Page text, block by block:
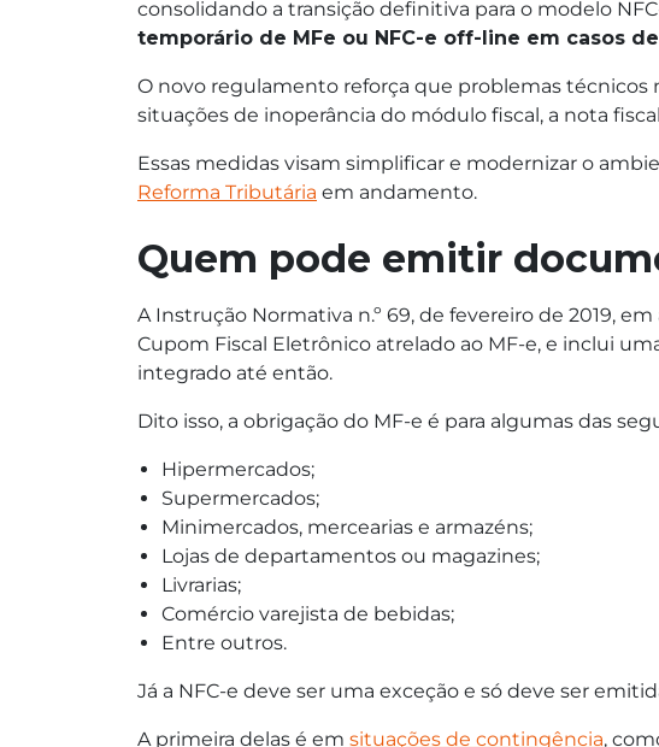
consolidando a transição definitiva para o modelo
temporário de MFe ou NFC-e off-line em casos
O novo regulamento reforça que problemas
situações de inoperância do módulo fiscal, a nota
Essas medidas visam simplificar e modernizar o
Reforma Tributária em andamento.
Quem pode emitir
A Instrução Normativa n.º 69, de fevereiro de 2019,
Cupom Fiscal Eletrônico atrelado ao MF-e, e inclui
integrado até então.
Dito isso, a obrigação do MF-e é para algumas das
Hipermercados;
Supermercados;
Minimercados, mercearias e armazéns;
Lojas de departamentos ou magazines;
Livrarias;
Comércio varejista de bebidas;
Entre outros.
Já a NFC-e deve ser uma exceção e só deve ser
A primeira delas é em situações de contingência,